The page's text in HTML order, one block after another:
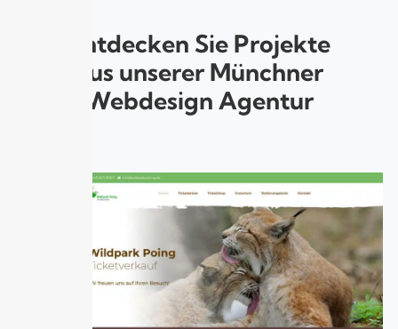
Entdecken Sie Projekte
aus unserer Münchner
Webdesign Agentur